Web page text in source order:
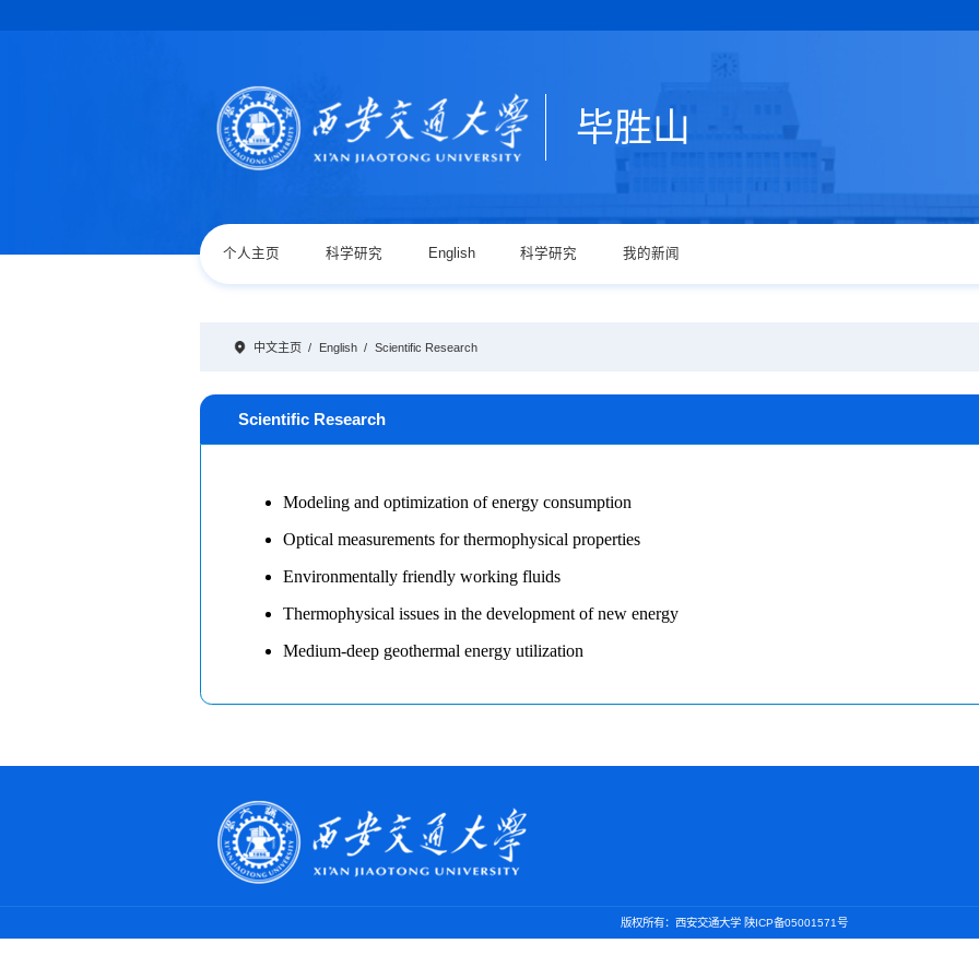
毕胜山
个人主页 科学研究 English 科学研究 我的新闻
中文主页 / English / Scientific Research
Scientific Research
版权所有：西安交通大学 陕ICP备05001571号